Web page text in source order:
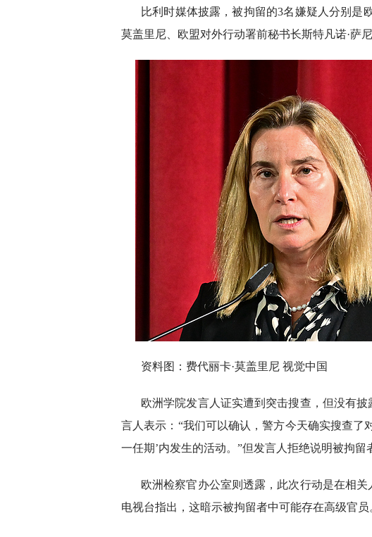
比利时媒体披露，被拘留的3名嫌疑人分别是
莫盖里尼、欧盟对外行动署前秘书长斯特凡诺·萨
资料图：费代丽卡·莫盖里尼 视觉中国
欧洲学院发言人证实遭到突击搜查，但没有
言人表示：“我们可以确认，警方今天确实搜查了
一任期’内发生的活动。”但发言人拒绝说明被拘留
欧洲检察官办公室则透露，此次行动是在相
电视台指出，这暗示被拘留者中可能存在高级官员